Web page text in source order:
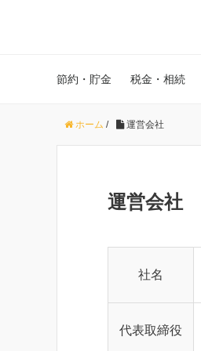
節約・貯金 税金・相続
ホーム / 運営会社
運営会社
社名
代表取締役